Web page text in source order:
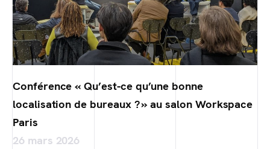
Conférence « Qu’est-ce qu’une bonne
localisation de bureaux ? » au salon Workspace
Paris
26 mars 2026